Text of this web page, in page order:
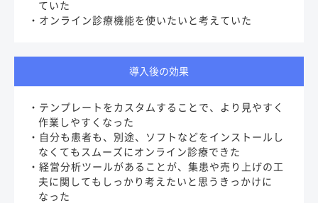
ていた
・オンライン診療機能を使いたいと考えていた
導入後の効果
・テンプレートをカスタムすることで、より見やすく
作業しやすくなった
・自分も患者も、別途、ソフトなどをインストールし
なくてもスムーズにオンライン診療できた
・経営分析ツールがあることが、集患や売り上げの工
夫に関してもしっかり考えたいと思うきっかけに
なった